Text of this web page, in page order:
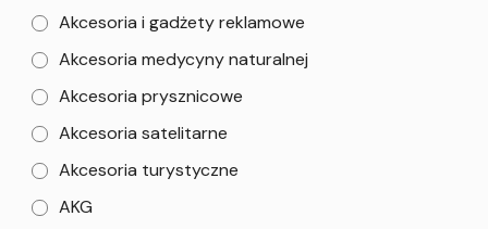
Akcesoria i gadżety reklamowe
Akcesoria medycyny naturalnej
Akcesoria prysznicowe
Akcesoria satelitarne
Akcesoria turystyczne
AKG